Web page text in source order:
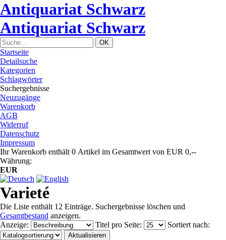
Antiquariat Schwarz
Antiquariat Schwarz
Startseite
Detailsuche
Kategorien
Schlagwörter
Suchergebnisse
Neuzugänge
Warenkorb
AGB
Widerruf
Datenschutz
Impressum
Ihr Warenkorb enthält 0 Artikel im Gesamtwert von EUR 0,--
Währung:
EUR
Varieté
Die Liste enthält 12 Einträge. Suchergebnisse löschen und
Gesamtbestand anzeigen.
Anzeige: Titel pro Seite: Sortiert nach: